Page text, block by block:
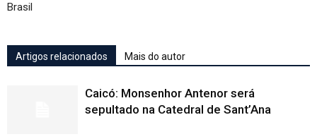
Brasil
Artigos relacionados Mais do autor
Caicó: Monsenhor Antenor será
sepultado na Catedral de Sant’Ana